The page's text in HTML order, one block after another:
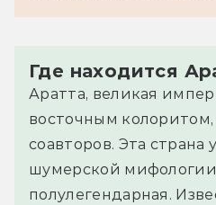
Где находится
Аратта, великая
восточным
соавторов. Эта страна
шумерской
полулегендарная.